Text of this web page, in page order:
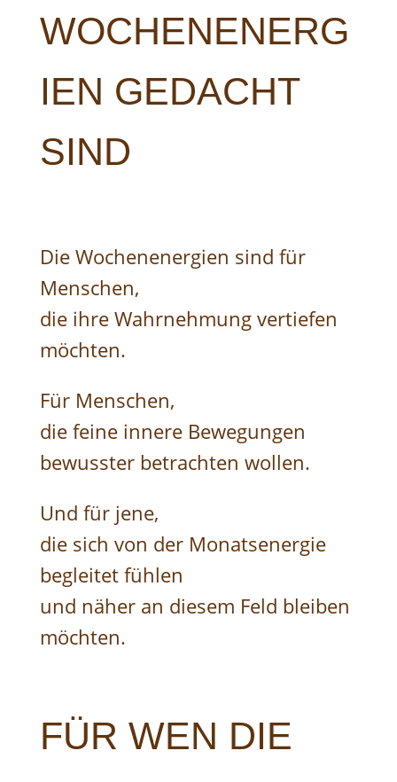
WOCHENENERG
IEN GEDACHT
SIND
Die Wochenenergien sind für
Menschen,
die ihre Wahrnehmung vertiefen
möchten.
Für Menschen,
die feine innere Bewegungen
bewusster betrachten wollen.
Und für jene,
die sich von der Monatsenergie
begleitet fühlen
und näher an diesem Feld bleiben
möchten.
FÜR WEN DIE